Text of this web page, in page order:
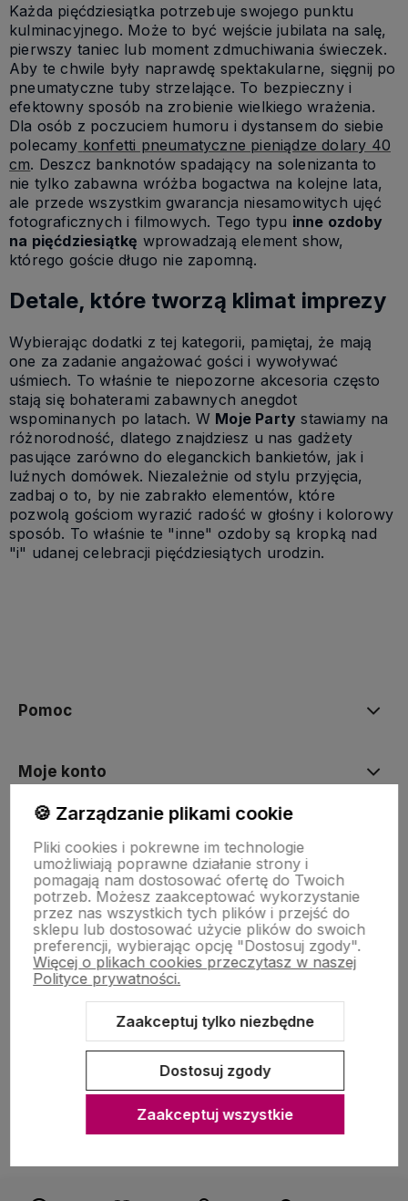
Każda pięćdziesiątka potrzebuje swojego punktu
kulminacyjnego. Może to być wejście jubilata na salę,
pierwszy taniec lub moment zdmuchiwania świeczek.
Aby te chwile były naprawdę spektakularne, sięgnij po
pneumatyczne tuby strzelające. To bezpieczny i
efektowny sposób na zrobienie wielkiego wrażenia.
Dla osób z poczuciem humoru i dystansem do siebie
polecamy konfetti pneumatyczne pieniądze dolary 40
cm. Deszcz banknotów spadający na solenizanta to
nie tylko zabawna wróżba bogactwa na kolejne lata,
ale przede wszystkim gwarancja niesamowitych ujęć
fotograficznych i filmowych. Tego typu inne ozdoby
na pięćdziesiątkę wprowadzają element show,
którego goście długo nie zapomną.
Detale, które tworzą klimat imprezy
Wybierając dodatki z tej kategorii, pamiętaj, że mają
one za zadanie angażować gości i wywoływać
uśmiech. To właśnie te niepozorne akcesoria często
stają się bohaterami zabawnych anegdot
wspominanych po latach. W Moje Party stawiamy na
różnorodność, dlatego znajdziesz u nas gadżety
pasujące zarówno do eleganckich bankietów, jak i
luźnych domówek. Niezależnie od stylu przyjęcia,
zadbaj o to, by nie zabrakło elementów, które
pozwolą gościom wyrazić radość w głośny i kolorowy
sposób. To właśnie te "inne" ozdoby są kropką nad
"i" udanej celebracji pięćdziesiątych urodzin.
Pomoc
Moje konto
O nas
Sklep internetowy Shoper Premium
Szablon Shoper Modern 3.0™
🍪 Zarządzanie plikami cookie
Pliki cookies i pokrewne im technologie
umożliwiają poprawne działanie strony i
pomagają nam dostosować ofertę do Twoich
potrzeb. Możesz zaakceptować wykorzystanie
przez nas wszystkich tych plików i przejść do
sklepu lub dostosować użycie plików do swoich
preferencji, wybierając opcję "Dostosuj zgody".
Więcej o plikach cookies przeczytasz w naszej
Polityce prywatności.
Zaakceptuj tylko niezbędne
Dostosuj zgody
Zaakceptuj wszystkie